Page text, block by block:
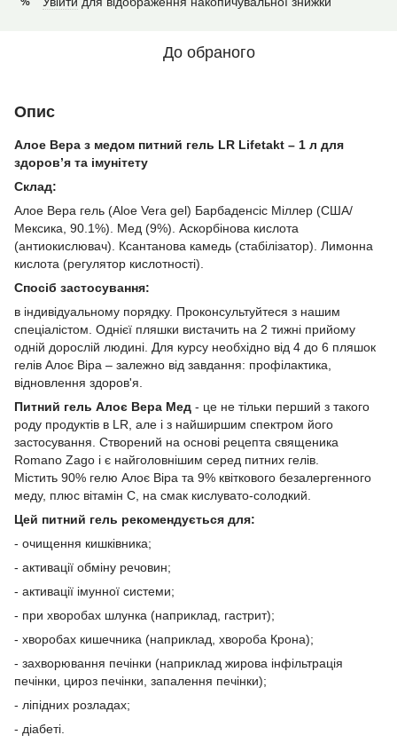
До обраного
Опис
Алое Вера з медом питний гель LR Lifetakt – 1 л для
здоров’я та імунітету
Склад:
Алое Вера гель (Aloe Vera gel) Барбаденсіс Міллер (США/
Мексика, 90.1%). Мед (9%). Аскорбінова кислота
(антиокислювач). Ксантанова камедь (стабілізатор). Лимонна
кислота (регулятор кислотності).
Спосіб застосування:
в індивідуальному порядку. Проконсультуйтеся з нашим
спеціалістом. Однієї пляшки вистачить на 2 тижні прийому
одній дорослій людині. Для курсу необхідно від 4 до 6 пляшок
гелів Алоє Віра – залежно від завдання: профілактика,
відновлення здоров'я.
Питний гель Алоє Вера Мед - це не тільки перший з такого
роду продуктів в LR, але і з найширшим спектром його
застосування. Створений на основі рецепта священика
Romano Zago і є найголовнішим серед питних гелів.
Містить 90% гелю Алоє Віра та 9% квіткового безалергенного
меду, плюс вітамін С, на смак кислувато-солодкий.
Цей питний гель рекомендується для:
- очищення кишківника;
- активації обміну речовин;
- активації імунної системи;
- при хворобах шлунка (наприклад, гастрит);
- хворобах кишечника (наприклад, хвороба Крона);
- захворювання печінки (наприклад жирова інфільтрація
печінки, цироз печінки, запалення печінки);
- ліпідних розладах;
- діабеті.